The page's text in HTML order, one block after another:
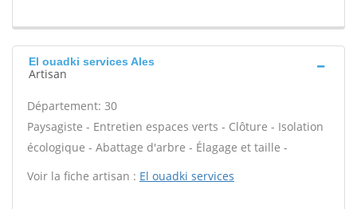
El ouadki services Ales
Artisan
Département: 30
Paysagiste - Entretien espaces verts - Clôture - Isolation
écologique - Abattage d'arbre - Élagage et taille -
Voir la fiche artisan : El ouadki services